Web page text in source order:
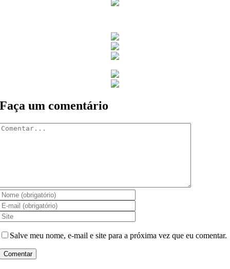
Faça um comentário
Salve meu nome, e-mail e site para a próxima vez que eu comentar.